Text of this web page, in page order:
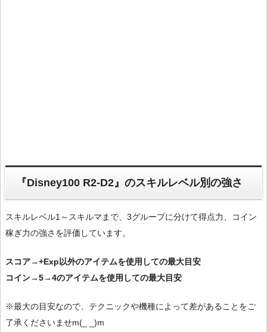
『Disney100 R2-D2』のスキルレベル別の強さ
スキルレベル1～スキルマまで、3グループに分けて得点力、コイン
稼ぎ力の強さを評価しています。
スコア→+Exp以外のアイテムを使用しての最大目安
コイン→5→4のアイテムを使用しての最大目安
※最大の目安なので、テクニックや機種によって差があることをご
了承くださいませm(_ _)m